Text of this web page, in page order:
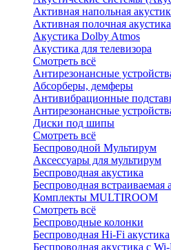
Активная напольная
Активная полочная акустика
Акустика Dolby Atmos
Акустика для телевизора
Смотреть всё
Антирезонансные
Абсорберы, демферы
Антивибрационные
Антирезонансные
Диски под шипы
Смотреть всё
Беспроводной Мультирум
Аксессуары для мультирум
Беспроводная акустика
Беспроводная встраиваемая
Комплекты MULTIROOM
Смотреть всё
Беспроводные колонки
Беспроводная Hi-Fi акустика
Беспроводная акустика с